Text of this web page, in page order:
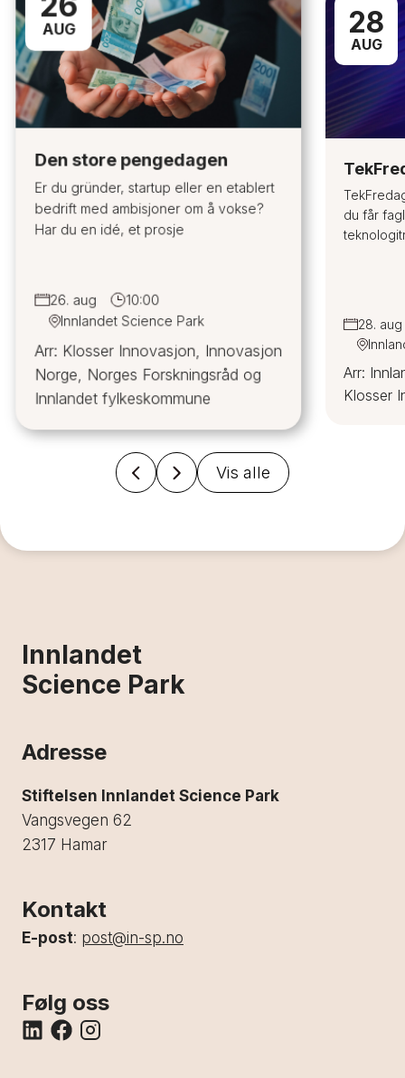
AUG
Den store pengedagen
Er du gründer, startup eller en etablert
bedrift med ambisjoner om å vokse?
Har du en idé, et prosje
26. aug
10:00
Innlandet Science Park
Arr: Klosser Innovasjon, Innovasjon
Norge, Norges Forskningsråd og
Innlandet fylkeskommune
28
AUG
du får
28. aug
Arr:
Klosser
Vis alle
Innlandet
Science Park
Adresse
Stiftelsen Innlandet Science Park
Vangsvegen 62
2317 Hamar
Kontakt
E-post: post@in-sp.no
Følg oss